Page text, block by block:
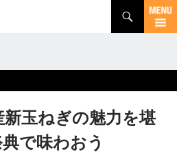
新玉ねぎの魅力を堪
で味わおう